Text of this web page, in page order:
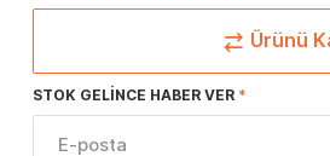
Ürünü
STOK GELINCE HABER VER